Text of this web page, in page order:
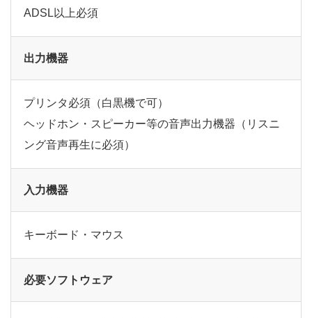
ADSL以上必須
出力機器
プリンタ必須（白黒機で可）
ヘッドホン・スピーカー等の音声出力機器（リスニ
ング音声再生に必須）
入力機器
キーボード・マウス
必要ソフトウェア